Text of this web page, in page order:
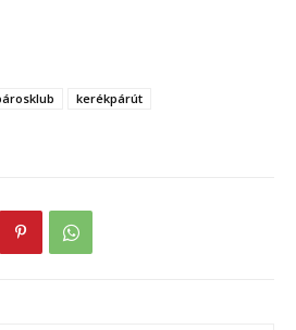
kerékpárút